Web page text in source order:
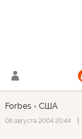
Forbes США
06 августа 2004 20:44